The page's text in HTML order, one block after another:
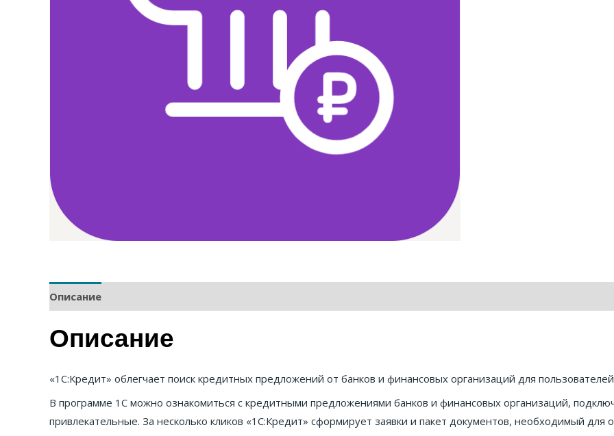
Описание
Описание
«1С:Кредит» облегчает поиск кредитных предложений от банков и финансовых организаций для
В программе 1С можно ознакомиться с кредитными предложениями банков и финансовых организаций,
привлекательные. За несколько кликов «1С:Кредит» сформирует заявки и пакет документов, необходимый